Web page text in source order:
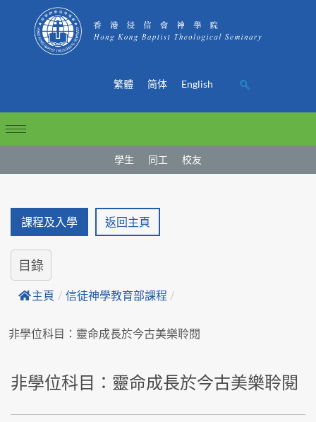
繁體 简体 English
學生 同工 校友
課程及入學 返回主頁
目錄
主頁 / 信徒神學教育部課程 /
非學位科目：靈命成長於今古美樂聆閱
非學位科目：靈命成長於今古美樂聆閱